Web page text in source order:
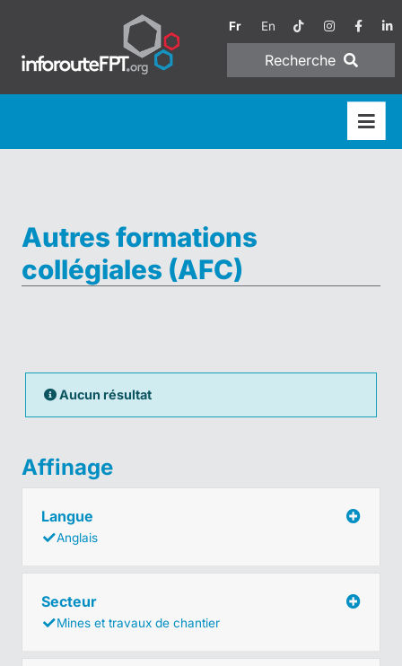
Fr En
Recherche
Autres formations
collégiales (AFC)
Aucun résultat
Affinage
Langue
Anglais
Secteur
Mines et travaux de chantier